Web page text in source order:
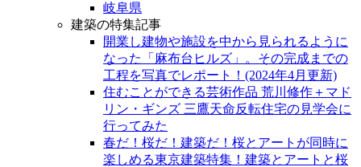
岐阜県
建築の特集記事
開業し建物や施設を中から見られるように
なった「麻布台ヒルズ」。その完成までの
工程を写真でレポート！(2024年4月更新)
住むことができる芸術作品 荒川修作＋マド
リン・ギンズ 三鷹天命反転住宅の見学会に
行ってみた
春だ！桜だ！建築だ！桜とアートが同時に
楽しめる東京建築特集！建築とアートと桜